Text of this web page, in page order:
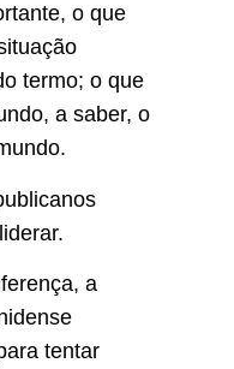
o que
termo; o que
a saber, o
a
tentar